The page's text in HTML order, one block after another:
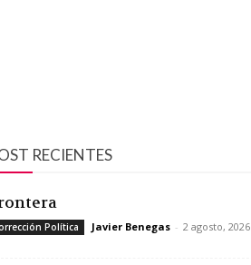
RECIENTES
Política Javier Benegas - 2 agosto, 2026